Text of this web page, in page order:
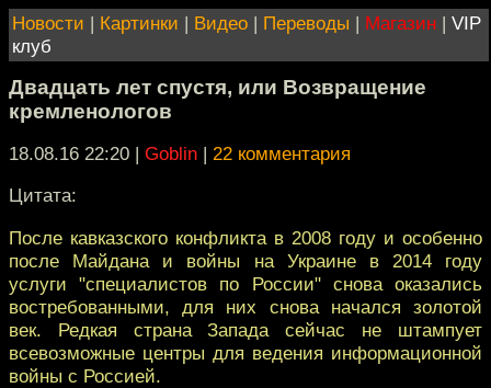
Новости | Картинки | Видео | Переводы | Магазин | VIP
клуб
Двадцать лет спустя, или Возвращение
кремленологов
18.08.16 22:20 | Goblin | 22 комментария
Цитата:
После кавказского конфликта в 2008 году и особенно
после Майдана и войны на Украине в 2014 году
услуги "специалистов по России" снова оказались
востребованными, для них снова начался золотой
век. Редкая страна Запада сейчас не штампует
всевозможные центры для ведения информационной
войны с Россией.